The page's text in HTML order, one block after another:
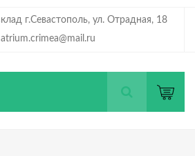
г.Севастополь, ул. Отрадная, 18
atrium.crimea@mail.ru